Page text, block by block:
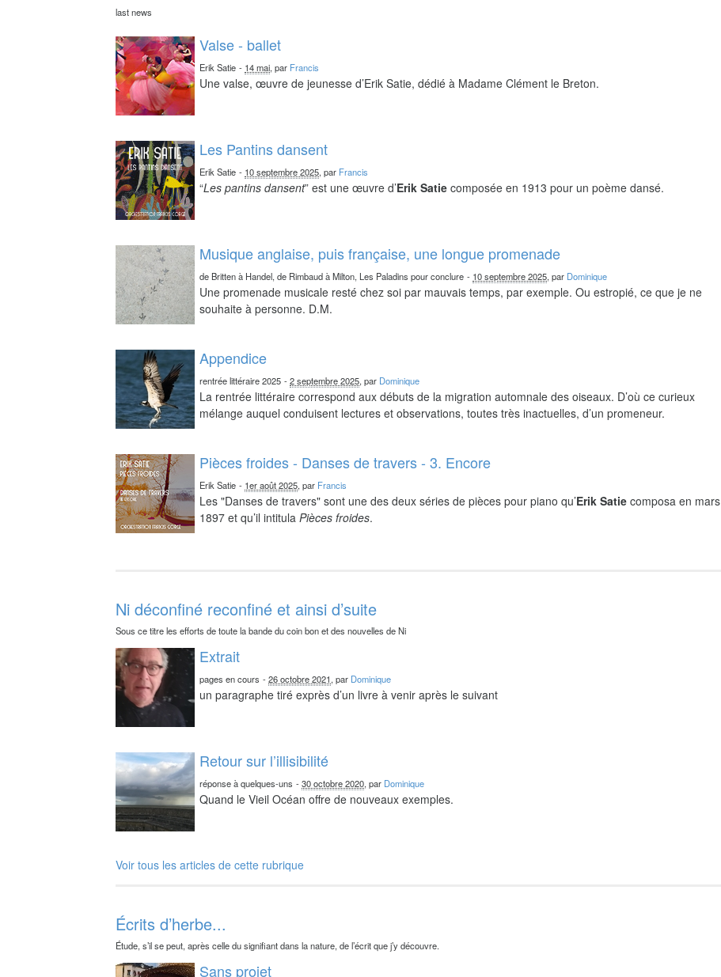
last news
Valse - ballet
Erik Satie - 14 mai, par Francis
Une valse, œuvre de jeunesse d’Erik Satie, dédié à Madame Clément le Breton.
Les Pantins dansent
Erik Satie - 10 septembre 2025, par Francis
“Les pantins dansent” est une œuvre d’Erik Satie composée en 1913 pour un poème dansé.
Musique anglaise, puis française, une longue promenade
de Britten à Handel, de Rimbaud à Milton, Les Paladins pour conclure - 10 septembre 2025, par Dominique
Une promenade musicale resté chez soi par mauvais temps, par exemple. Ou estropié, ce que je ne
souhaite à personne. D.M.
Appendice
rentrée littéraire 2025 -2 septembre 2025, par Dominique
La rentrée littéraire correspond aux débuts de la migration automnale des oiseaux. D’où ce curieux
mélange auquel conduisent lectures et observations, toutes très inactuelles, d’un promeneur.
Pièces froides - Danses de travers - 3. Encore
Erik Satie - 1er août 2025, par Francis
Les "Danses de travers" sont une des deux séries de pièces pour piano qu’Erik Satie composa en mars
1897 et qu’il intitulaPièces froides.
Ni déconfiné reconfiné et ainsi d’suite
Sous ce titre les efforts de toute la bande du coin bon et des nouvelles de Ni
Extrait
pages en cours -26 octobre 2021, par Dominique
un paragraphe tiré exprès d’un livre à venir après le suivant
Retour sur l’illisibilité
réponse à quelques-uns -30 octobre 2020, par Dominique
Quand le Vieil Océan offre de nouveaux exemples.
Voir tous les articles de cette rubrique
Écrits d’herbe...
Étude, s’il se peut, après celle du signifiant dans la nature, de l’écrit que j’y découvre.
Sans projet